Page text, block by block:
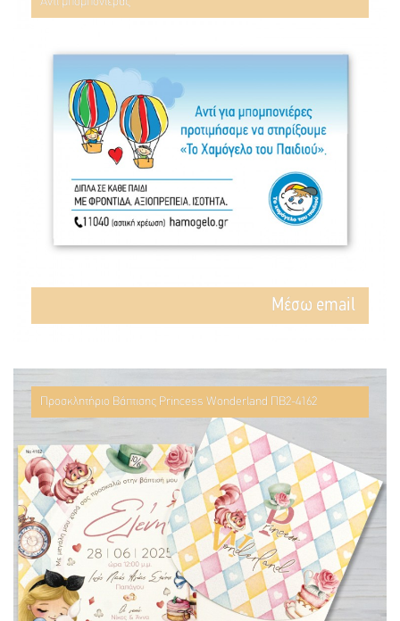
Mέσω email
Προσκλητήριο Βάπτισης Princess Wonderland ΠΒ2-4162